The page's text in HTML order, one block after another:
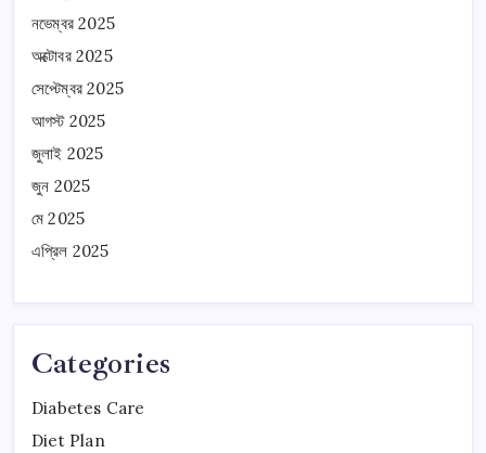
নভেম্বর 2025
অক্টোবর 2025
সেপ্টেম্বর 2025
আগস্ট 2025
জুলাই 2025
জুন 2025
মে 2025
এপ্রিল 2025
Categories
Diabetes Care
Diet Plan